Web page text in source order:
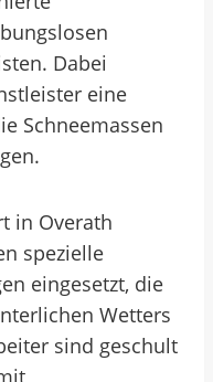
Dabei
eine
Schneemassen
in Overath
spezielle
eingesetzt, die
Wetters
sind geschult